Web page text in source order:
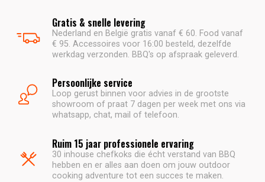
Gratis & snelle levering
Nederland en België gratis vanaf € 60. Food vanaf
€ 95. Accessoires voor 16:00 besteld, dezelfde
werkdag verzonden. BBQ's op afspraak geleverd.
Persoonlijke service
Loop gerust binnen voor advies in de grootste
showroom of praat 7 dagen per week met ons via
whatsapp, chat, mail of telefoon.
Ruim 15 jaar professionele ervaring
30 inhouse chefkoks die écht verstand van BBQ
hebben en er alles aan doen om jouw outdoor
cooking adventure tot een succes te maken.